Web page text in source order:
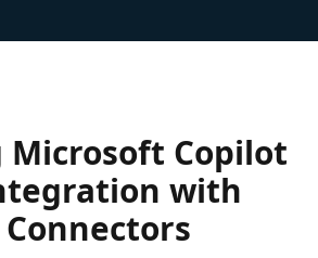
Microsoft Copilot
with